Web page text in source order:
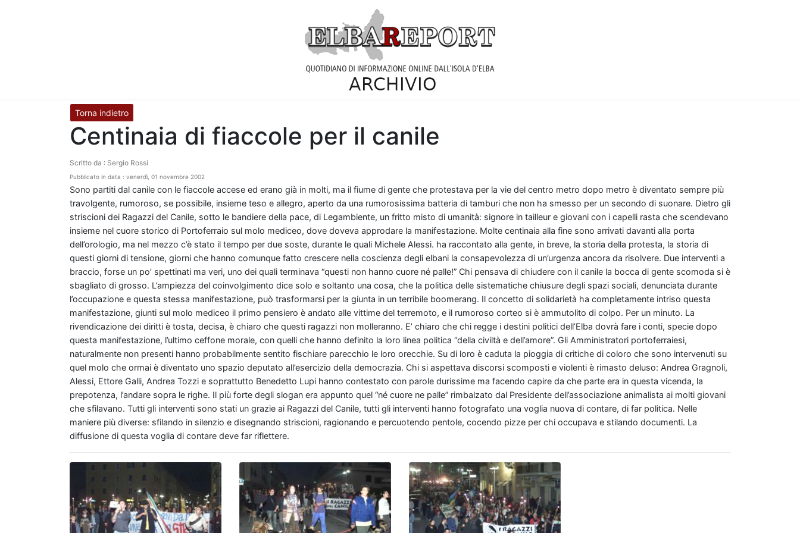
Torna indietro
Centinaia di fiaccole per il canile
Scritto da : Sergio Rossi
Pubblicato in data : venerdì, 01 novembre 2002
Sono partiti dal canile con le fiaccole accese ed erano già in molti, ma il fiume di gente che protestava per la vie del centro metro dopo metro è diventato sempre più
travolgente, rumoroso, se possibile, insieme teso e allegro, aperto da una rumorosissima batteria di tamburi che non ha smesso per un secondo di suonare. Dietro gli
striscioni dei Ragazzi del Canile, sotto le bandiere della pace, di Legambiente, un fritto misto di umanità: signore in tailleur e giovani con i capelli rasta che scendevano
insieme nel cuore storico di Portoferraio sul molo mediceo, dove doveva approdare la manifestazione. Molte centinaia alla fine sono arrivati davanti alla porta
dell’orologio, ma nel mezzo c’è stato il tempo per due soste, durante le quali Michele Alessi. ha raccontato alla gente, in breve, la storia della protesta, la storia di
questi giorni di tensione, giorni che hanno comunque fatto crescere nella coscienza degli elbani la consapevolezza di un’urgenza ancora da risolvere. Due interventi a
braccio, forse un po’ spettinati ma veri, uno dei quali terminava “questi non hanno cuore né palle!” Chi pensava di chiudere con il canile la bocca di gente scomoda si è
sbagliato di grosso. L’ampiezza del coinvolgimento dice solo e soltanto una cosa, che la politica delle sistematiche chiusure degli spazi sociali, denunciata durante
l’occupazione e questa stessa manifestazione, può trasformarsi per la giunta in un terribile boomerang. Il concetto di solidarietà ha completamente intriso questa
manifestazione, giunti sul molo mediceo il primo pensiero è andato alle vittime del terremoto, e il rumoroso corteo si è ammutolito di colpo. Per un minuto. La
rivendicazione dei diritti è tosta, decisa, è chiaro che questi ragazzi non molleranno. E’ chiaro che chi regge i destini politici dell’Elba dovrà fare i conti, specie dopo
questa manifestazione, l’ultimo ceffone morale, con quelli che hanno definito la loro linea politica “della civiltà e dell’amore”. Gli Amministratori portoferraiesi,
naturalmente non presenti hanno probabilmente sentito fischiare parecchio le loro orecchie. Su di loro è caduta la pioggia di critiche di coloro che sono intervenuti su
quel molo che ormai è diventato uno spazio deputato all’esercizio della democrazia. Chi si aspettava discorsi scomposti e violenti è rimasto deluso: Andrea Gragnoli,
Alessi, Ettore Galli, Andrea Tozzi e soprattutto Benedetto Lupi hanno contestato con parole durissime ma facendo capire da che parte era in questa vicenda, la
prepotenza, l’andare sopra le righe. Il più forte degli slogan era appunto quel “né cuore ne palle” rimbalzato dal Presidente dell’associazione animalista ai molti giovani
che sfilavano. Tutti gli interventi sono stati un grazie ai Ragazzi del Canile, tutti gli interventi hanno fotografato una voglia nuova di contare, di far politica. Nelle
maniere più diverse: sfilando in silenzio e disegnando striscioni, ragionando e percuotendo pentole, cocendo pizze per chi occupava e stilando documenti. La
diffusione di questa voglia di contare deve far riflettere.